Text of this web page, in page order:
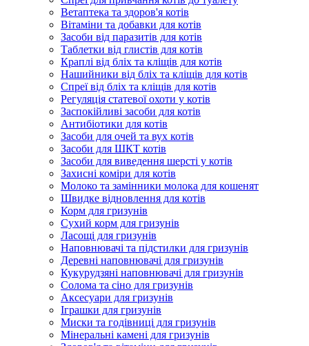
Ветаптека та здоров'я котів
Вітаміни та добавки для котів
Засоби від паразитів для котів
Таблетки від глистів для котів
Краплі від бліх та кліщів для котів
Нашийники від бліх та кліщів для котів
Спреї від бліх та кліщів для котів
Регуляція статевої охоти у котів
Заспокійливі засоби для котів
Антибіотики для котів
Засоби для очей та вух котів
Засоби для ШКТ котів
Засоби для виведення шерсті у котів
Захисні коміри для котів
Молоко та замінники молока для кошенят
Швидке відновлення для котів
Корм для гризунів
Сухий корм для гризунів
Ласощі для гризунів
Наповнювачі та підстилки для гризунів
Деревні наповнювачі для гризунів
Кукурудзяні наповнювачі для гризунів
Солома та сіно для гризунів
Аксесуари для гризунів
Іграшки для гризунів
Миски та годівниці для гризунів
Мінеральні камені для гризунів